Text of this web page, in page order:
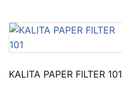
KALITA PAPER FILTER 101